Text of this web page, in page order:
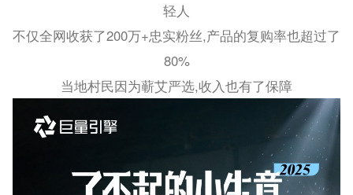
轻人
不仅全网收获了200万+忠实粉丝,产品的复购率也超过了
80%
当地村民因为蕲艾严选,收入也有了保障